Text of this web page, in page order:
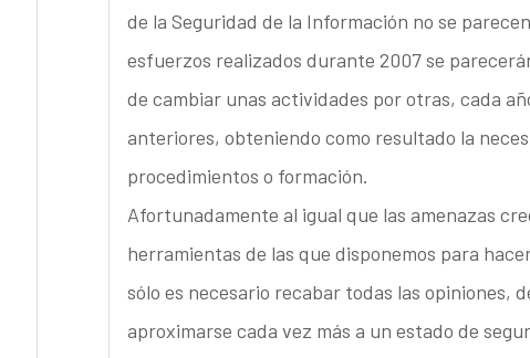
de la Seguridad de la Información no se
esfuerzos realizados durante 2007 se
de cambiar unas actividades por otras, cada
anteriores, obteniendo como resultado la
procedimientos o formación.
Afortunadamente al igual que las amenazas
herramientas de las que disponemos para
sólo es necesario recabar todas las opiniones,
aproximarse cada vez más a un estado de